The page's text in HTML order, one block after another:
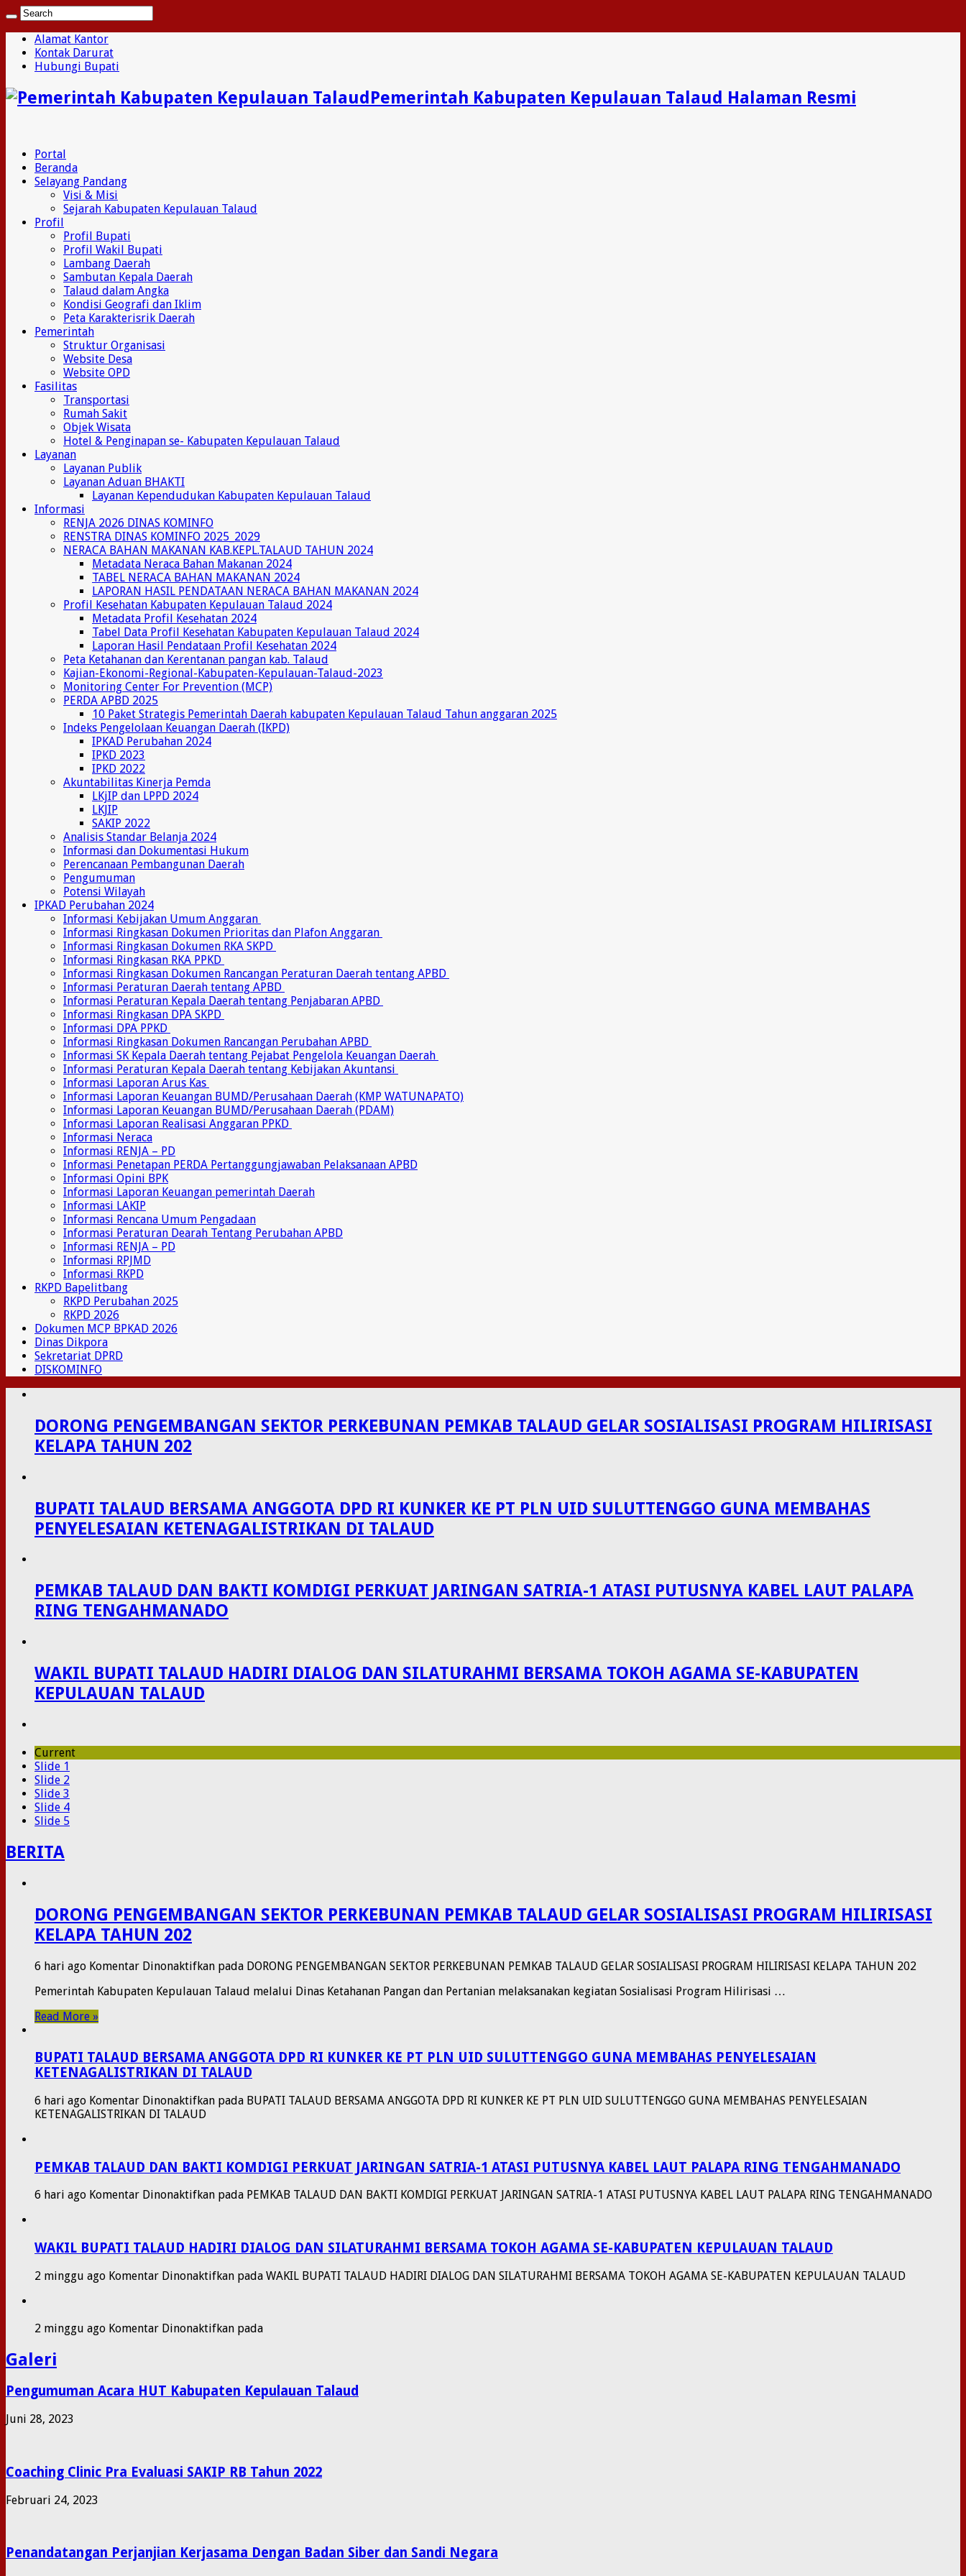
Alamat Kantor
Kontak Darurat
Hubungi Bupati
Pemerintah Kabupaten Kepulauan Talaud Halaman Resmi
Portal
Beranda
Selayang Pandang
Visi & Misi
Sejarah Kabupaten Kepulauan Talaud
Profil
Profil Bupati
Profil Wakil Bupati
Lambang Daerah
Sambutan Kepala Daerah
Talaud dalam Angka
Kondisi Geografi dan Iklim
Peta Karakterisrik Daerah
Pemerintah
Struktur Organisasi
Website Desa
Website OPD
Fasilitas
Transportasi
Rumah Sakit
Objek Wisata
Hotel & Penginapan se- Kabupaten Kepulauan Talaud
Layanan
Layanan Publik
Layanan Aduan BHAKTI
Layanan Kependudukan Kabupaten Kepulauan Talaud
Informasi
RENJA 2026 DINAS KOMINFO
RENSTRA DINAS KOMINFO 2025_2029
NERACA BAHAN MAKANAN KAB.KEPL.TALAUD TAHUN 2024
Metadata Neraca Bahan Makanan 2024
TABEL NERACA BAHAN MAKANAN 2024
LAPORAN HASIL PENDATAAN NERACA BAHAN MAKANAN 2024
Profil Kesehatan Kabupaten Kepulauan Talaud 2024
Metadata Profil Kesehatan 2024
Tabel Data Profil Kesehatan Kabupaten Kepulauan Talaud 2024
Laporan Hasil Pendataan Profil Kesehatan 2024
Peta Ketahanan dan Kerentanan pangan kab. Talaud
Kajian-Ekonomi-Regional-Kabupaten-Kepulauan-Talaud-2023
Monitoring Center For Prevention (MCP)
PERDA APBD 2025
10 Paket Strategis Pemerintah Daerah kabupaten Kepulauan Talaud Tahun anggaran 2025
Indeks Pengelolaan Keuangan Daerah (IKPD)
IPKAD Perubahan 2024
IPKD 2023
IPKD 2022
Akuntabilitas Kinerja Pemda
LKjIP dan LPPD 2024
LKJIP
SAKIP 2022
Analisis Standar Belanja 2024
Informasi dan Dokumentasi Hukum
Perencanaan Pembangunan Daerah
Pengumuman
Potensi Wilayah
IPKAD Perubahan 2024
Informasi Kebijakan Umum Anggaran
Informasi Ringkasan Dokumen Prioritas dan Plafon Anggaran
Informasi Ringkasan Dokumen RKA SKPD
Informasi Ringkasan RKA PPKD
Informasi Ringkasan Dokumen Rancangan Peraturan Daerah tentang APBD
Informasi Peraturan Daerah tentang APBD
Informasi Peraturan Kepala Daerah tentang Penjabaran APBD
Informasi Ringkasan DPA SKPD
Informasi DPA PPKD
Informasi Ringkasan Dokumen Rancangan Perubahan APBD
Informasi SK Kepala Daerah tentang Pejabat Pengelola Keuangan Daerah
Informasi Peraturan Kepala Daerah tentang Kebijakan Akuntansi
Informasi Laporan Arus Kas
Informasi Laporan Keuangan BUMD/Perusahaan Daerah (KMP WATUNAPATO)
Informasi Laporan Keuangan BUMD/Perusahaan Daerah (PDAM)
Informasi Laporan Realisasi Anggaran PPKD
Informasi Neraca
Informasi RENJA – PD
Informasi Penetapan PERDA Pertanggungjawaban Pelaksanaan APBD
Informasi Opini BPK
Informasi Laporan Keuangan pemerintah Daerah
Informasi LAKIP
Informasi Rencana Umum Pengadaan
Informasi Peraturan Dearah Tentang Perubahan APBD
Informasi RENJA – PD
Informasi RPJMD
Informasi RKPD
RKPD Bapelitbang
RKPD Perubahan 2025
RKPD 2026
Dokumen MCP BPKAD 2026
Dinas Dikpora
Sekretariat DPRD
DISKOMINFO
DORONG PENGEMBANGAN SEKTOR PERKEBUNAN PEMKAB TALAUD GELAR SOSIALISASI PROGRAM HILIRISASI
KELAPA TAHUN 202
BUPATI TALAUD BERSAMA ANGGOTA DPD RI KUNKER KE PT PLN UID SULUTTENGGO GUNA MEMBAHAS
PENYELESAIAN KETENAGALISTRIKAN DI TALAUD
PEMKAB TALAUD DAN BAKTI KOMDIGI PERKUAT JARINGAN SATRIA-1 ATASI PUTUSNYA KABEL LAUT PALAPA
RING TENGAHMANADO
WAKIL BUPATI TALAUD HADIRI DIALOG DAN SILATURAHMI BERSAMA TOKOH AGAMA SE-KABUPATEN
KEPULAUAN TALAUD
Current
Slide 1
Slide 2
Slide 3
Slide 4
Slide 5
BERITA
DORONG PENGEMBANGAN SEKTOR PERKEBUNAN PEMKAB TALAUD GELAR SOSIALISASI PROGRAM HILIRISASI
KELAPA TAHUN 202
6 hari ago Komentar Dinonaktifkan pada DORONG PENGEMBANGAN SEKTOR PERKEBUNAN PEMKAB TALAUD GELAR SOSIALISASI PROGRAM HILIRISASI KELAPA TAHUN 202
​Pemerintah Kabupaten Kepulauan Talaud melalui Dinas Ketahanan Pangan dan Pertanian melaksanakan kegiatan Sosialisasi Program Hilirisasi …
Read More »
BUPATI TALAUD BERSAMA ANGGOTA DPD RI KUNKER KE PT PLN UID SULUTTENGGO GUNA MEMBAHAS PENYELESAIAN
KETENAGALISTRIKAN DI TALAUD
6 hari ago Komentar Dinonaktifkan pada BUPATI TALAUD BERSAMA ANGGOTA DPD RI KUNKER KE PT PLN UID SULUTTENGGO GUNA MEMBAHAS PENYELESAIAN
KETENAGALISTRIKAN DI TALAUD
PEMKAB TALAUD DAN BAKTI KOMDIGI PERKUAT JARINGAN SATRIA-1 ATASI PUTUSNYA KABEL LAUT PALAPA RING TENGAHMANADO
6 hari ago Komentar Dinonaktifkan pada PEMKAB TALAUD DAN BAKTI KOMDIGI PERKUAT JARINGAN SATRIA-1 ATASI PUTUSNYA KABEL LAUT PALAPA RING TENGAHMANADO
WAKIL BUPATI TALAUD HADIRI DIALOG DAN SILATURAHMI BERSAMA TOKOH AGAMA SE-KABUPATEN KEPULAUAN TALAUD
2 minggu ago Komentar Dinonaktifkan pada WAKIL BUPATI TALAUD HADIRI DIALOG DAN SILATURAHMI BERSAMA TOKOH AGAMA SE-KABUPATEN KEPULAUAN TALAUD
2 minggu ago Komentar Dinonaktifkan pada
Galeri
Pengumuman Acara HUT Kabupaten Kepulauan Talaud
Juni 28, 2023
Coaching Clinic Pra Evaluasi SAKIP RB Tahun 2022
Februari 24, 2023
Penandatangan Perjanjian Kerjasama Dengan Badan Siber dan Sandi Negara